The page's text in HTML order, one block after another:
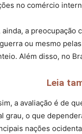
no comércio
ainda, a preocupação
ou mesmo
Além disso, no
Leia
a avaliação é de
grau, o que
nações